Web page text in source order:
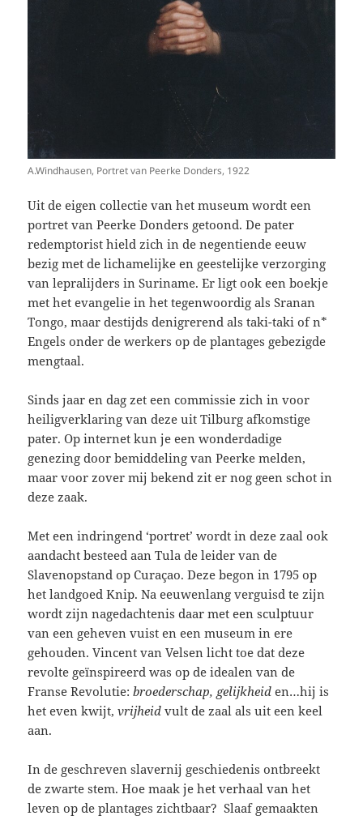
A.Windhausen, Portret van Peerke Donders, 1922
Uit de eigen collectie van het museum wordt een
portret van Peerke Donders getoond. De pater
redemptorist hield zich in de negentiende eeuw
bezig met de lichamelijke en geestelijke verzorging
van lepralijders in Suriname. Er ligt ook een boekje
met het evangelie in het tegenwoordig als Sranan
Tongo, maar destijds denigrerend als taki-taki of n*
Engels onder de werkers op de plantages gebezigde
mengtaal.
Sinds jaar en dag zet een commissie zich in voor
heiligverklaring van deze uit Tilburg afkomstige
pater. Op internet kun je een wonderdadige
genezing door bemiddeling van Peerke melden,
maar voor zover mij bekend zit er nog geen schot in
deze zaak.
Met een indringend ‘portret’ wordt in deze zaal ook
aandacht besteed aan Tula de leider van de
Slavenopstand op Curaçao. Deze begon in 1795 op
het landgoed Knip. Na eeuwenlang verguisd te zijn
wordt zijn nagedachtenis daar met een sculptuur
van een geheven vuist en een museum in ere
gehouden. Vincent van Velsen licht toe dat deze
revolte geïnspireerd was op de idealen van de
Franse Revolutie:broederschap, gelijkheid en…hij is
het even kwijt,vrijheid vult de zaal als uit een keel
aan.
In de geschreven slavernij geschiedenis ontbreekt
de zwarte stem. Hoe maak je het verhaal van het
leven op de plantages zichtbaar? Slaaf gemaakten